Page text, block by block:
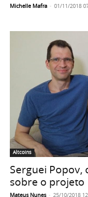
Michelle Mafra - 01/11/2018
Altcoins
Serguei Popov,
sobre o projeto
Mateus Nunes - 25/10/2018